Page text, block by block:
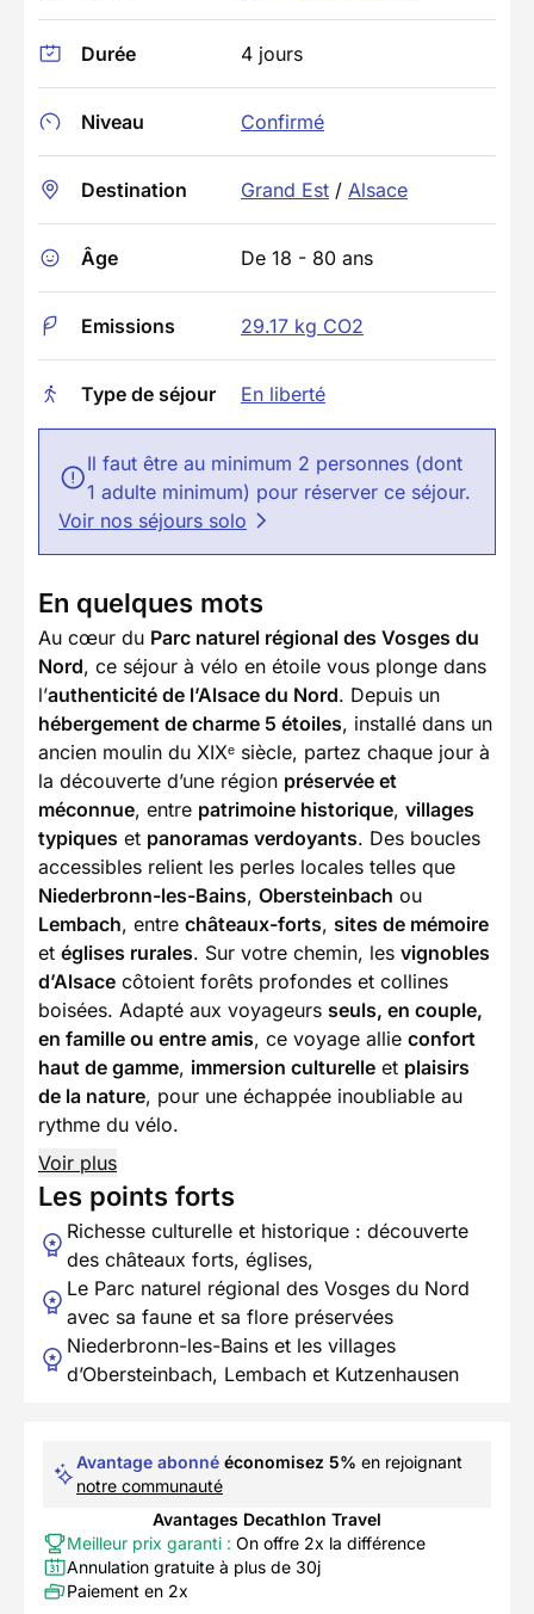
Durée 4 jours
Niveau Confirmé
Destination Grand Est / Alsace
Âge De 18 - 80 ans
Emissions 29.17 kg CO2
Type de séjour En liberté
Il faut être au minimum 2 personnes (dont
1 adulte minimum) pour réserver ce séjour.
Voir nos séjours solo
En quelques mots
Au cœur du Parc naturel régional des Vosges du
Nord, ce séjour à vélo en étoile vous plonge dans
l’authenticité de l’Alsace du Nord. Depuis un
hébergement de charme 5 étoiles, installé dans un
ancien moulin du XIXᵉ siècle, partez chaque jour à
la découverte d’une région préservée et
méconnue, entre patrimoine historique, villages
typiques et panoramas verdoyants. Des boucles
accessibles relient les perles locales telles que
Niederbronn-les-Bains, Obersteinbach ou
Lembach, entre châteaux-forts, sites de mémoire
et églises rurales. Sur votre chemin, les vignobles
d’Alsace côtoient forêts profondes et collines
boisées. Adapté aux voyageurs seuls, en couple,
en famille ou entre amis, ce voyage allie confort
haut de gamme, immersion culturelle et plaisirs
de la nature, pour une échappée inoubliable au
rythme du vélo.
Voir plus
Les points forts
Richesse culturelle et historique : découverte
des châteaux forts, églises,
Le Parc naturel régional des Vosges du Nord
avec sa faune et sa flore préservées
Niederbronn-les-Bains et les villages
d’Obersteinbach, Lembach et Kutzenhausen
Avantage abonné économisez 5% en rejoignant
notre communauté
Avantages Decathlon Travel
Meilleur prix garanti : On offre 2x la différence
Annulation gratuite à plus de 30j
Paiement en 2x